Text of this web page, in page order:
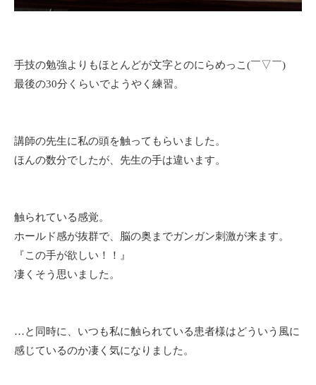
手技の勉強よりもほとんどが文字とのにらめっこ(￣▽￣)
最後の30分くらいでようやく練習。
講師の先生に私の頭を触ってもらいました。
ほんの数分でしたが、先生の手は違います。
触られている感覚。
ホールド感が抜群で、脳の奥までガンガン刺激が来ます。
『この手が欲しい！！』
凄くそう思いました。
…と同時に、いつも私に触られている患者様はどういう風に
感じているのか凄く気になりました。